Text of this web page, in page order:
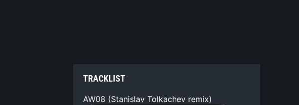
TRACKLIST
AW08 (Stanislav Tolkachev remix)